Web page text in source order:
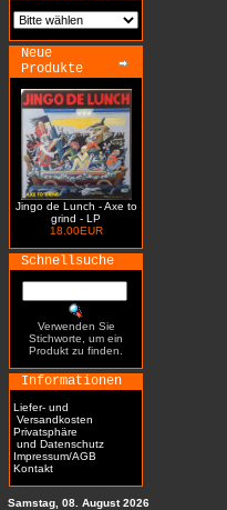
Neue
Produkte
Jingo de Lunch - Axe to
grind - LP
18.00EUR
Schnellsuche
Verwenden Sie
Stichworte, um ein
Produkt zu finden.
Informationen
Liefer- und
Versandkosten
Privatsphäre
und Datenschutz
Impressum/AGB
Kontakt
Samstag, 08. August 2026